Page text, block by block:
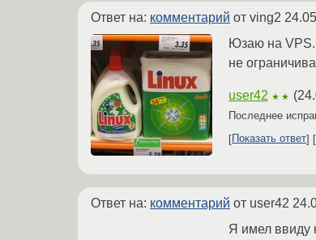
Ответ на: комментарий от ving2
Юзаю на VPS.
не
user42 ★★ (
Последнее
Показать ответ
Ответ на: комментарий от user42
Я имел ввиду